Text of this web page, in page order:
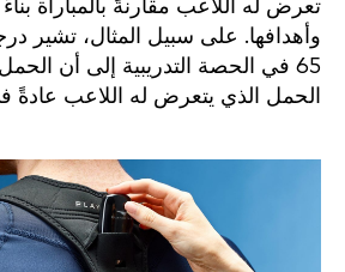
تعرض له اللاعب مقارنةً بالمباراة
وأهدافها. على سبيل المثال، تشير
الحمل الذي يتعرض له اللاعب عادةً